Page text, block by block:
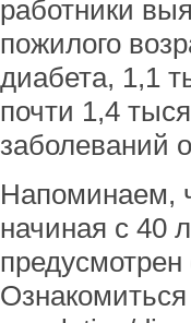
работники
пожилого
диабета, 1,1
почти 1,4
заболеваний
Напоминаем,
начиная с 40